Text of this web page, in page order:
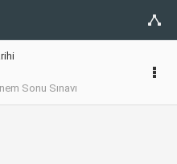
Sonu Sınavı